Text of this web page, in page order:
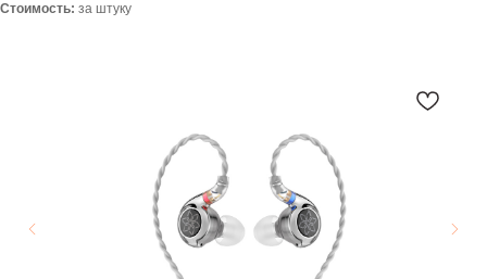
Стоимость: за штуку